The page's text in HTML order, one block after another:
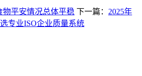
物平安情况总体平稳 下一篇： 2025年
专业ISO企业质量系统